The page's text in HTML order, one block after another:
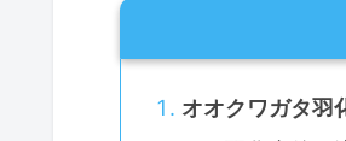
オオクワガタ羽